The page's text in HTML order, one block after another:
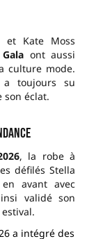
et Kate Moss
ont aussi
culture mode.
toujours su
son éclat.
, la robe à
défilés Stella
avant avec
validé son
a intégré des